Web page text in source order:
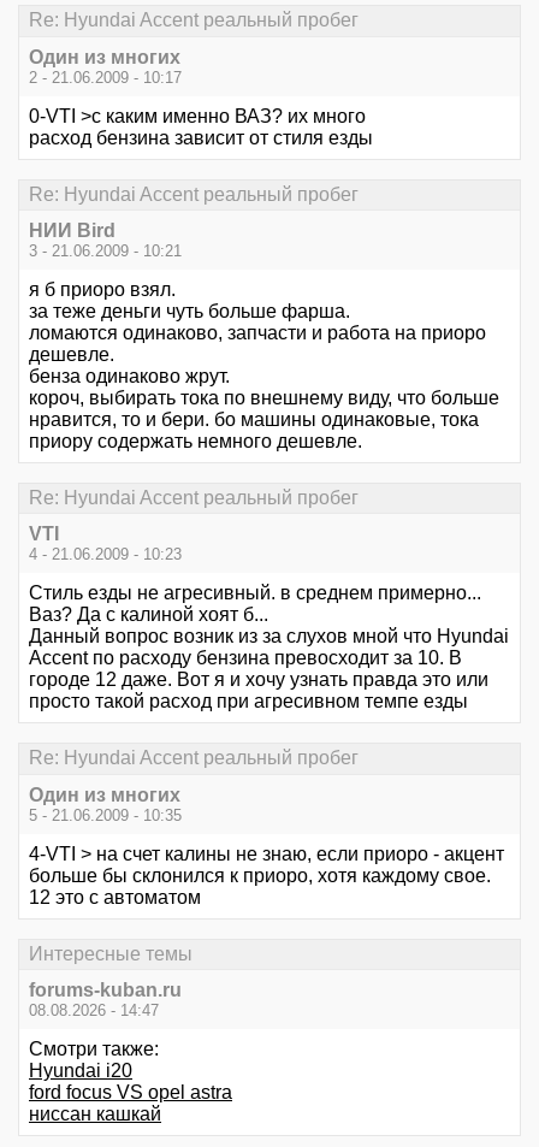
Re: Hyundai Accent реальный пробег
Один из многих
2 - 21.06.2009 - 10:17
0-VTI >с каким именно ВАЗ? их много
расход бензина зависит от стиля езды
Re: Hyundai Accent реальный пробег
НИИ Bird
3 - 21.06.2009 - 10:21
я б приоро взял.
за теже деньги чуть больше фарша.
ломаются одинаково, запчасти и работа на приоро
дешевле.
бенза одинаково жрут.
короч, выбирать тока по внешнему виду, что больше
нравится, то и бери. бо машины одинаковые, тока
приору содержать немного дешевле.
Re: Hyundai Accent реальный пробег
VTI
4 - 21.06.2009 - 10:23
Стиль езды не агресивный. в среднем примерно...
Ваз? Да с калиной хоят б...
Данный вопрос возник из за слухов мной что Hyundai
Accent по расходу бензина превосходит за 10. В
городе 12 даже. Вот я и хочу узнать правда это или
просто такой расход при агресивном темпе езды
Re: Hyundai Accent реальный пробег
Один из многих
5 - 21.06.2009 - 10:35
4-VTI > на счет калины не знаю, если приоро - акцент
больше бы склонился к приоро, хотя каждому свое.
12 это с автоматом
Интересные темы
forums-kuban.ru
08.08.2026 - 14:47
Смотри также:
Hyundai i20
ford focus VS opel astra
ниссан кашкай